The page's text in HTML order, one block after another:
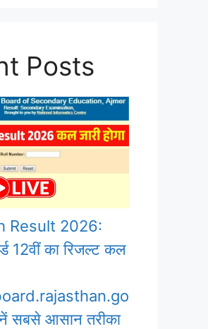
Posts
Result 2026:
12वीं का रिजल्ट कल
सबसे आसान तरीका